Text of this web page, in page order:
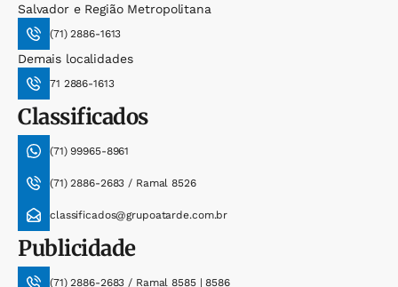
Salvador e Região Metropolitana
(71) 2886-1613
Demais localidades
71 2886-1613
Classificados
(71) 99965-8961
(71) 2886-2683 / Ramal 8526
classificados@grupoatarde.com.br
Publicidade
(71) 2886-2683 / Ramal 8585 | 8586